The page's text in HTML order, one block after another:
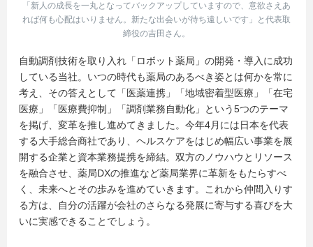
「新人の成長を一丸となってバックアップしていますので、意欲さえあ
れば何も心配はいりません。新たな出会いが待ち遠しいです」と代表取
締役の吉田さん。
自動調剤技術を取り入れ「ロボット薬局」の開発・導入に成功
している当社。いつの時代も薬局のあるべき姿とは何かを常に
考え、その答えとして「医薬連携」「地域密着型医療」「在宅
医療」「医療費抑制」「調剤業務自動化」という5つのテーマ
を掲げ、変革を推し進めてきました。今年4月には日本を代表
する大手総合商社であり、ヘルスケアをはじめ幅広い事業を展
開する企業と資本業務提携を締結。双方のノウハウとリソース
を融合させ、薬局DXの推進など薬局業界に革新をもたらすべ
く、未来へとその歩みを進めていきます。これから仲間入りす
る方は、自分の活躍が会社のさらなる発展に寄与する喜びを大
いに実感できることでしょう。